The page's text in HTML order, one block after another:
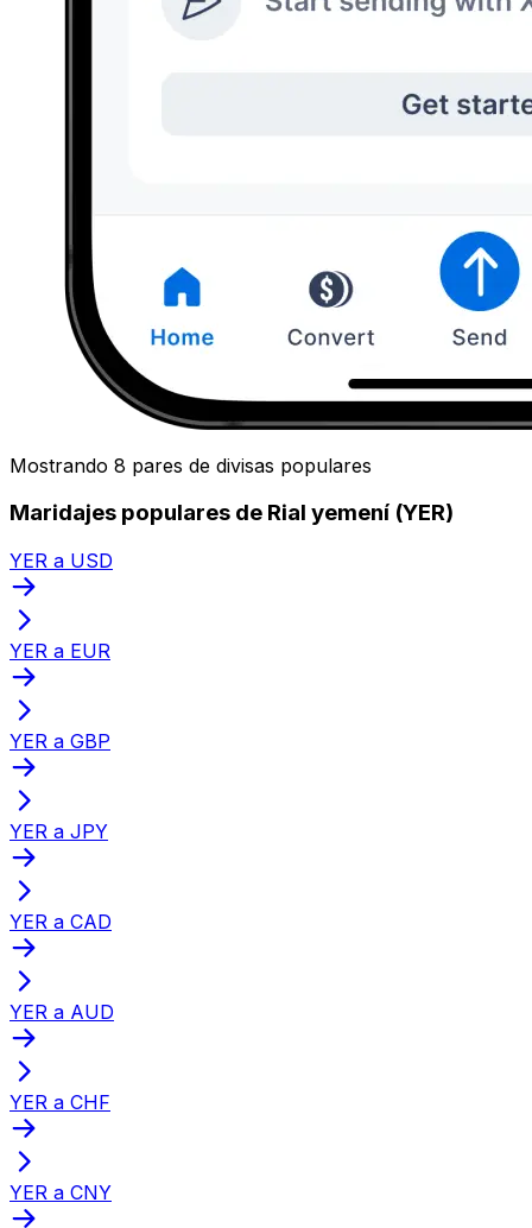
Mostrando 8 pares de divisas populares
Maridajes populares de Rial yemení (YER)
YER a USD
YER a EUR
YER a GBP
YER a JPY
YER a CAD
YER a AUD
YER a CHF
YER a CNY